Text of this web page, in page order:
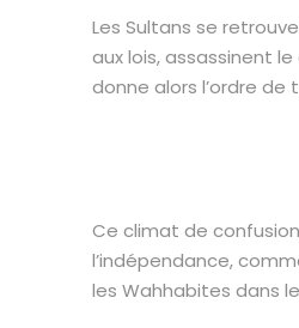
Les Sultans se
aux lois, assassinent
donne alors l’ordre de
Ce climat de
l’indépendance,
les Wahhabites dans